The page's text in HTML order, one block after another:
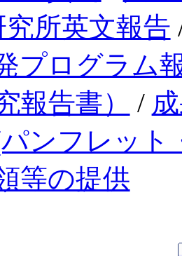
究所英文報告
プログラム
報告書）
/
ンフレット
等の提供